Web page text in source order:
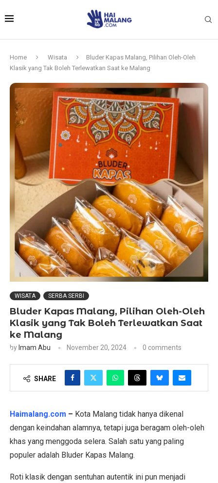
Home Wisata
Bluder Kapas Malang, Pilihan Oleh-Oleh
Klasik yang Tak Boleh Terlewatkan Saat ke Malang
WISATA SERBA SERBI
Bluder Kapas Malang, Pilihan Oleh-Oleh
Klasik yang Tak Boleh Terlewatkan Saat
ke Malang
by Imam Abu November 20, 2024 0 comments
SHARE
Haimalang.com – Kota Malang tidak hanya dikenal
dengan keindahan alamnya, tetapi juga beragam oleh-oleh
khas yang menggoda selera. Salah satu yang paling
populer adalah Bluder Kapas Malang.
Roti klasik dengan sentuhan autentik ini pun menjadi